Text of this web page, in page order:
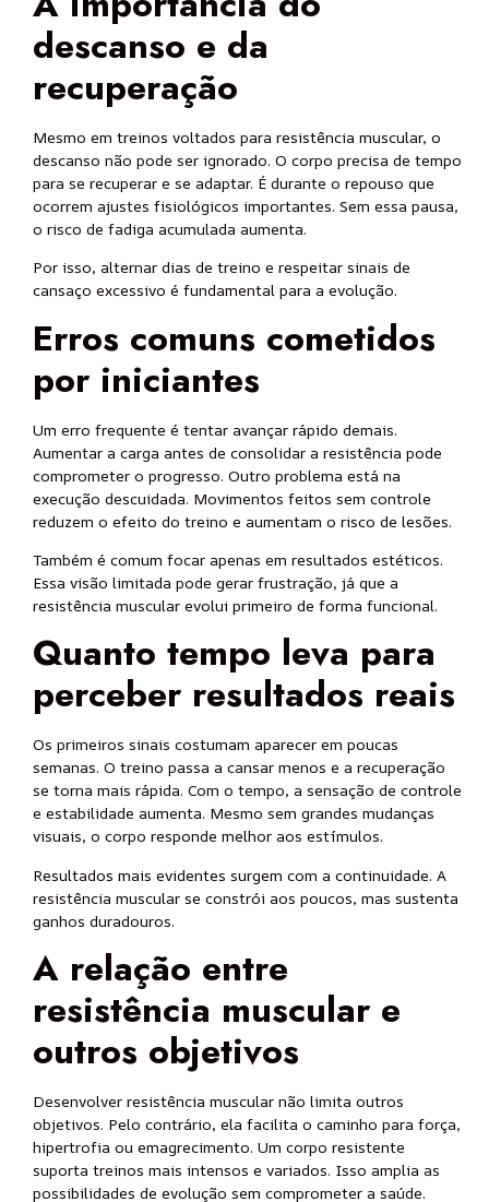
descanso e da
recuperação
Mesmo em treinos voltados para resistência muscular, o
descanso não pode ser ignorado. O corpo precisa de tempo
para se recuperar e se adaptar. É durante o repouso que
ocorrem ajustes fisiológicos importantes. Sem essa pausa,
o risco de fadiga acumulada aumenta.
Por isso, alternar dias de treino e respeitar sinais de
cansaço excessivo é fundamental para a evolução.
Erros comuns cometidos
por iniciantes
Um erro frequente é tentar avançar rápido demais.
Aumentar a carga antes de consolidar a resistência pode
comprometer o progresso. Outro problema está na
execução descuidada. Movimentos feitos sem controle
reduzem o efeito do treino e aumentam o risco de lesões.
Também é comum focar apenas em resultados estéticos.
Essa visão limitada pode gerar frustração, já que a
resistência muscular evolui primeiro de forma funcional.
Quanto tempo leva para
perceber resultados reais
Os primeiros sinais costumam aparecer em poucas
semanas. O treino passa a cansar menos e a recuperação
se torna mais rápida. Com o tempo, a sensação de controle
e estabilidade aumenta. Mesmo sem grandes mudanças
visuais, o corpo responde melhor aos estímulos.
Resultados mais evidentes surgem com a continuidade. A
resistência muscular se constrói aos poucos, mas sustenta
ganhos duradouros.
A relação entre
resistência muscular e
outros objetivos
Desenvolver resistência muscular não limita outros
objetivos. Pelo contrário, ela facilita o caminho para força,
hipertrofia ou emagrecimento. Um corpo resistente
suporta treinos mais intensos e variados. Isso amplia as
possibilidades de evolução sem comprometer a saúde.